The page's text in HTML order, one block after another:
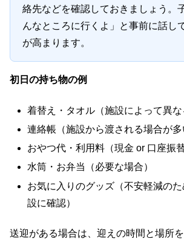
絡先などを確認しておきましょう。
んなところに行くよ」と事前に話し
が高まります。
初日の持ち物の例
着替え・タオル（施設によって異な
連絡帳（施設から渡される場合が多
おやつ代・利用料（現金 or 口座振
水筒・お弁当（必要な場合）
お気に入りのグッズ（不安軽減の
設に確認）
送迎がある場合は、迎えの時間と場所